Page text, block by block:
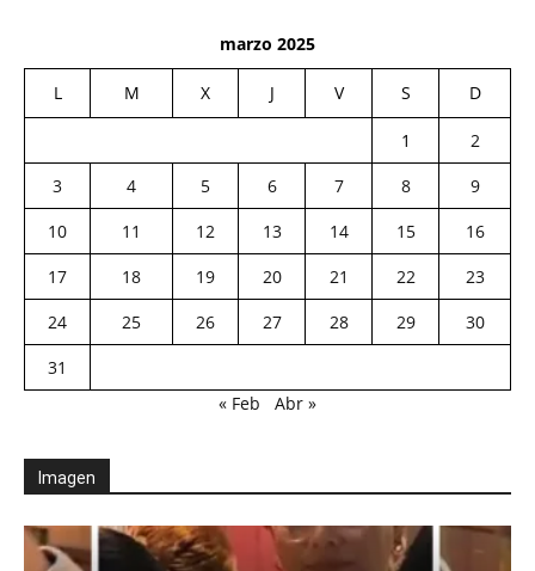
marzo 2025
L M X J V S D
1
2
3
4 5 6 7 8
9
10
11 12 13 14 15
16
17
18 19 20 21 22
23
24
25 26 27 28 29
30
31
« Feb
Abr »
Imagen